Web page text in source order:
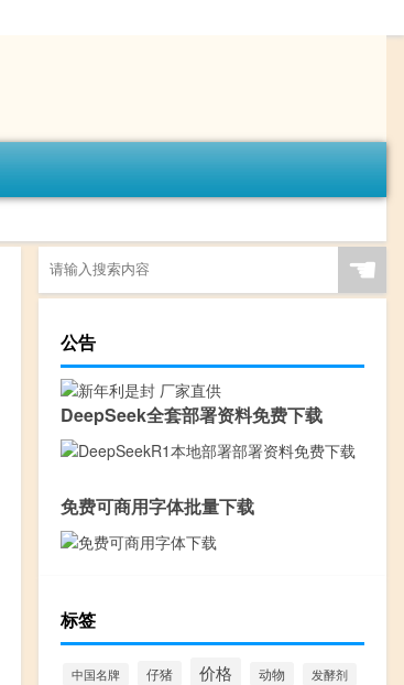
☚
公告
DeepSeek全套部署资料免费下载
免费可商用字体批量下载
标签
中国名牌 仔猪 价格 动物 发酵剂